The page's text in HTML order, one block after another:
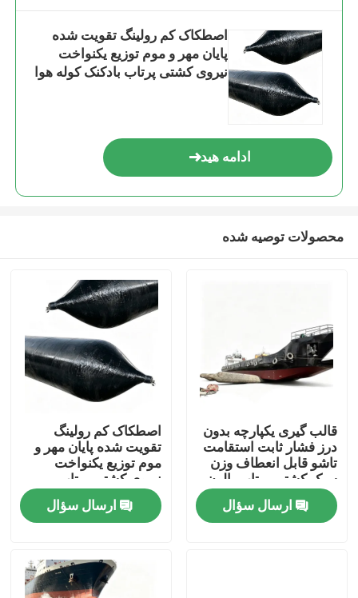
اصطکاک کم رولینگ تقویت شده
پایان مهر و موم توزیع یکنواخت
نیروی کشتی پرتاب بادکنک کوله هوا
ادامه هید
محصولات توصیه شده
قالب گیری یکپارچه بدون
درز فشار ثابت استقامت
تاشو قابل انعطاف وزن
سبک کشتی پرتاب بالون
کوله هوا دریایی
ارسال سؤال
اصطکاک کم رولینگ
تقویت شده پایان مهر و
موم توزیع یکنواخت
نیروی کشتی پرتاب
بادکنک کوله هوا دریایی
ارسال سؤال